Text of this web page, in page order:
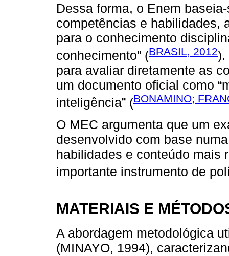
Dessa forma, o Enem
competências e habilidades,
para o conhecimento
conhecimento” (BRASIL, 2012).
para avaliar diretamente as
um documento oficial como
inteligência” (BONAMINO;
O MEC argumenta que um
desenvolvido com base
habilidades e conteúdo mais
importante instrumento de
MATERIAIS E
A abordagem metodológica
(MINAYO, 1994),